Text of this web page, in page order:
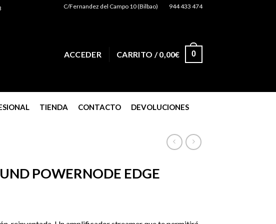
C/Fernandez del Campo 10 (Bilbao) 944 433 474
ACCEDER CARRITO /0,00€ 0
TIENDA CONTACTO DEVOLUCIONES
POWERNODE EDGE